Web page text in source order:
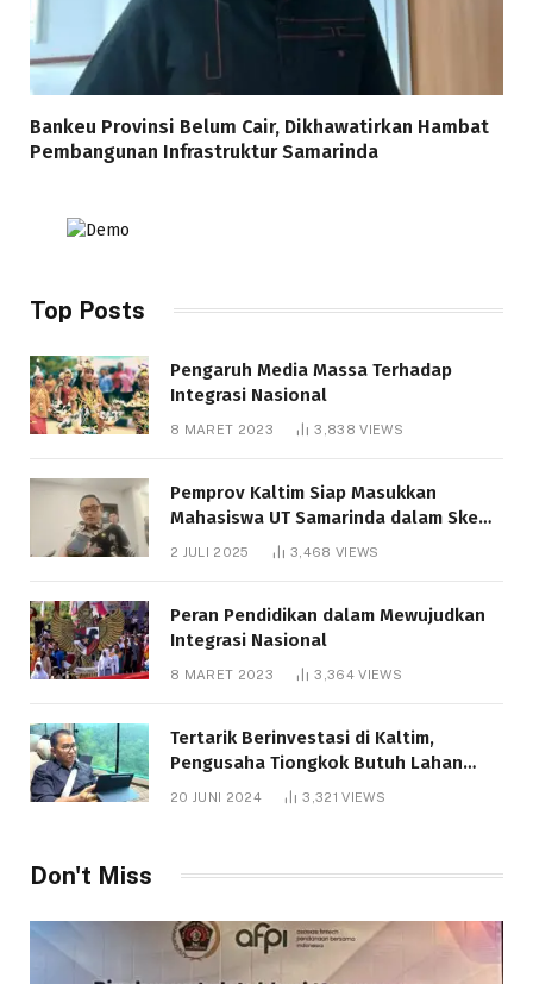
Bankeu Provinsi Belum Cair, Dikhawatirkan Hambat
Pembangunan Infrastruktur Samarinda
Top Posts
Pengaruh Media Massa Terhadap
Integrasi Nasional
8 MARET 2023 3,838VIEWS
Pemprov Kaltim Siap Masukkan
Mahasiswa UT Samarinda dalam Skema
Bantuan Pendidikan Gratispol
2 JULI 2025 3,468 VIEWS
Peran Pendidikan dalam Mewujudkan
Integrasi Nasional
8 MARET 2023 3,364VIEWS
Tertarik Berinvestasi di Kaltim,
Pengusaha Tiongkok Butuh Lahan
1.000 Hektare
20 JUNI 2024 3,321VIEWS
Don't Miss